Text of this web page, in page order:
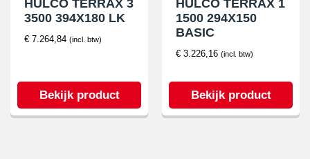
HULCO TERRAX 3
3500 394X180 LK
€ 7.264,84 (incl. btw)
Bekijk product
HULCO TERRAX 1
1500 294X150
BASIC
€ 3.226,16 (incl. btw)
Bekijk product